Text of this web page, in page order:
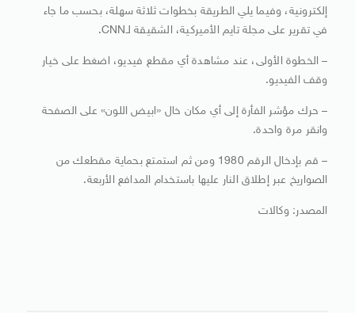
إلكترونية، وفيما يلي الطريقة بخطوات ثلاثة سهلة، بحسب ما جاء
في تقرير على مجلة تايم الأميركية، الشقيقة لـCNN.
– الخطوة الأولى، عند مشاهدة أي مقطع فيديو، اضغط على خيار
وقف الفيديو.
– حرك مؤشر الفأرة إلى أي مكان خال «ابيض اللون» على الصفحة
وانقر مرة واحدة.
– قم بإدخال الرقم 1980 ومن ثم استمتع بحماية مقطعك من
الصواريخ عبر إطلاق النار عليها باستخدام المدافع الأربعة.
المصدر: وكالات